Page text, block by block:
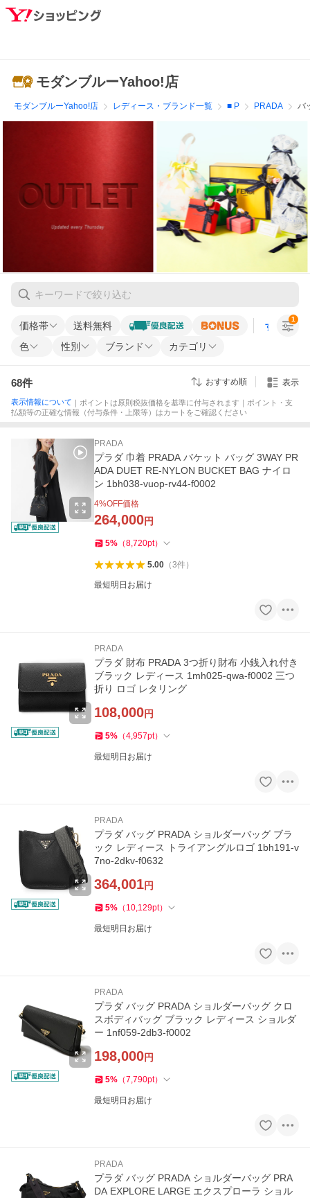
モダンブルーYahoo!店
モダンブルーYahoo!店 レディース・ブランド一覧 ■ P PRADA バ
価格帯 送料無料 すべての条
色 性別 ブランド カテゴリ
1
68件 おすすめ順 表示
表示情報について ｜ポイントは原則税抜価格を基準に付与されます｜ポイント・支
払額等の正確な情報（付与条件・上限等）はカートをご確認ください
PRADA
プラダ 巾着 PRADA バケット バッグ 3WAY PR
ADA DUET RE-NYLON BUCKET BAG ナイロ
ン 1bh038-vuop-rv44-f0002
4%OFF価格
264,000円
5% （8,720pt）
5.00（3件）
最短明日お届け
PRADA
プラダ 財布 PRADA 3つ折り財布 小銭入れ付き
ブラック レディース 1mh025-qwa-f0002 三つ
折り ロゴ レタリング
108,000円
5% （4,957pt）
最短明日お届け
PRADA
プラダ バッグ PRADA ショルダーバッグ ブラ
ック レディース トライアングルロゴ 1bh191-v
7no-2dkv-f0632
364,001円
5% （ 10,129pt）
最短明日お届け
PRADA
プラダ バッグ PRADA ショルダーバッグ クロ
スボディバッグ ブラック レディース ショルダ
ー 1nf059-2db3-f0002
198,000円
5% （7,790pt）
最短明日お届け
PRADA
プラダ バッグ PRADA ショルダーバッグ PRA
DA EXPLORE LARGE エクスプローラ ショル